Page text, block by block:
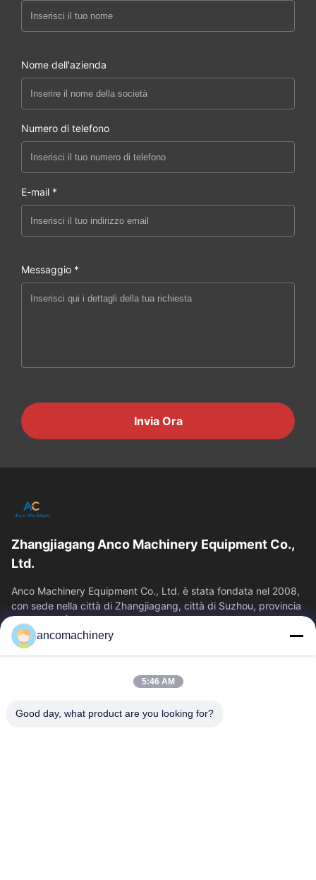
Nome dell'azienda
Numero di telefono
E-mail *
Messaggio *
Invia Ora
Zhangjiagang Anco Machinery Equipment Co.,
Ltd.
Anco Machinery Equipment Co., Ltd. è stata fondata nel 2008,
con sede nella città di Zhangjiagang, città di Suzhou, provincia
di Jiangsu. È...
Link Veloci
Chi Siamo
Fatory Tour
Controllo Di Qualità
ancomachinery
5:46 AM
Good day, what product are you looking for?